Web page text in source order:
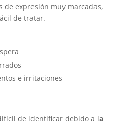
de expresión muy marcadas,
de tratar.
e irritaciones
de identificar debido a la